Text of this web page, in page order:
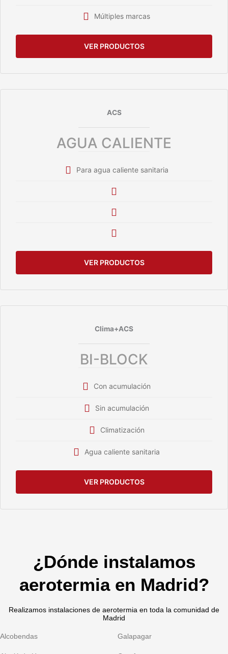
Múltiples marcas
VER PRODUCTOS
ACS
AGUA CALIENTE
Para agua caliente sanitaria
VER PRODUCTOS
Clima+ACS
BI-BLOCK
Con acumulación
Sin acumulación
Climatización
Agua caliente sanitaria
VER PRODUCTOS
¿Dónde instalamos
aerotermia en Madrid?
Realizamos instalaciones de aerotermia en toda la comunidad de
Madrid
Alcobendas Galapagar